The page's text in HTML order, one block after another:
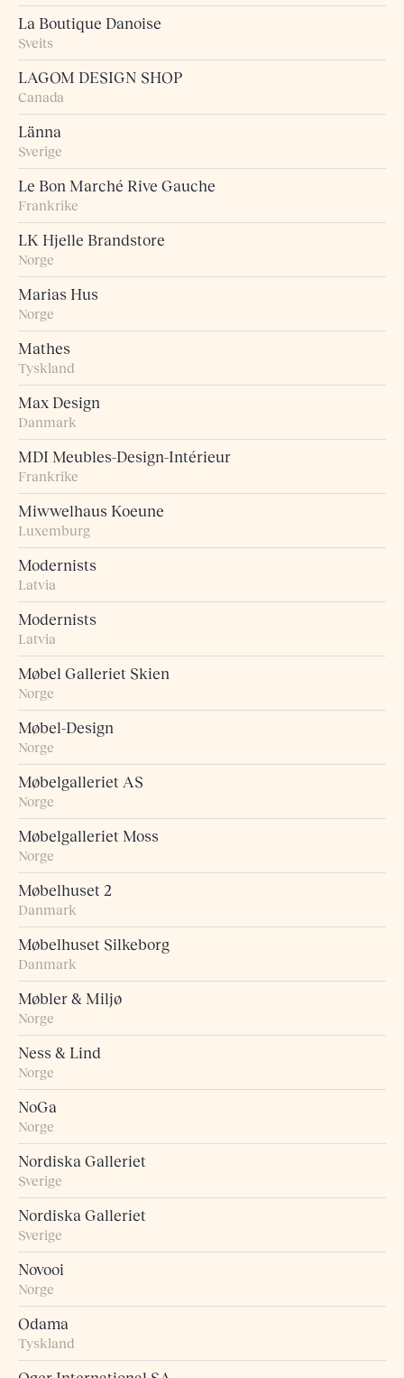
La Boutique Danoise
Sveits
LAGOM DESIGN SHOP
Canada
Länna
Sverige
Le Bon Marché Rive Gauche
Frankrike
LK Hjelle Brandstore
Norge
Marias Hus
Norge
Mathes
Tyskland
Max Design
Danmark
MDI Meubles-Design-Intérieur
Frankrike
Miwwelhaus Koeune
Luxemburg
Modernists
Latvia
Modernists
Latvia
Møbel Galleriet Skien
Norge
Møbel-Design
Norge
Møbelgalleriet AS
Norge
Møbelgalleriet Moss
Norge
Møbelhuset 2
Danmark
Møbelhuset Silkeborg
Danmark
Møbler & Miljø
Norge
Ness & Lind
Norge
NoGa
Norge
Nordiska Galleriet
Sverige
Nordiska Galleriet
Sverige
Novooi
Norge
Odama
Tyskland